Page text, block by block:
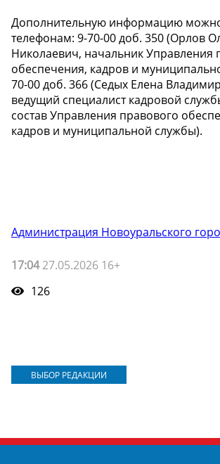
Дополнительную информацию
телефонам: 9-70-00 доб. 350 (Орлов
Николаевич, начальник Управления
обеспечения, кадров и
70-00 доб. 366 (Седых Елена
ведущий специалист кадровой
состав Управления правового
кадров и муниципальной службы).
Администрация Новоуральского
17:0427.05.2026 16+
126
ВЫБОР РЕДАКЦИИ